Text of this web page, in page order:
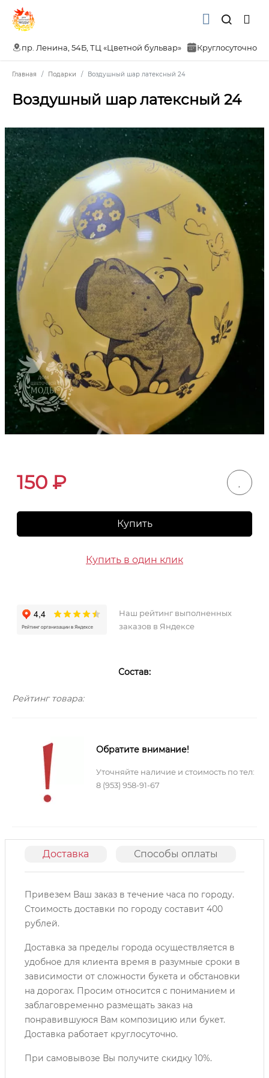
пр. Ленина, 54Б, ТЦ «Цветной бульвар» Круглосуточно
Главная Подарки Воздушный шар латексный 24
Воздушный шар латексный 24
150 ₽
Купить
Купить в один клик
Наш рейтинг выполненных
заказов в Яндексе
Состав:
Рейтинг товара:
Обратите внимание!
Уточняйте наличие и стоимость по тел:
8 (953) 958-91-67
Доставка Способы оплаты
Привезем Ваш заказ в течение часа по городу.
Cтоимость доставки по городу составит 400
рублей.
Доставка за пределы города осуществляется в
удобное для клиента время в разумные сроки в
зависимости от сложности букета и обстановки
на дорогах. Просим относится с пониманием и
заблаговременно размещать заказ на
понравившуюся Вам композицию или букет.
Доставка работает круглосуточно.
При самовывозе Вы получите скидку 10%.